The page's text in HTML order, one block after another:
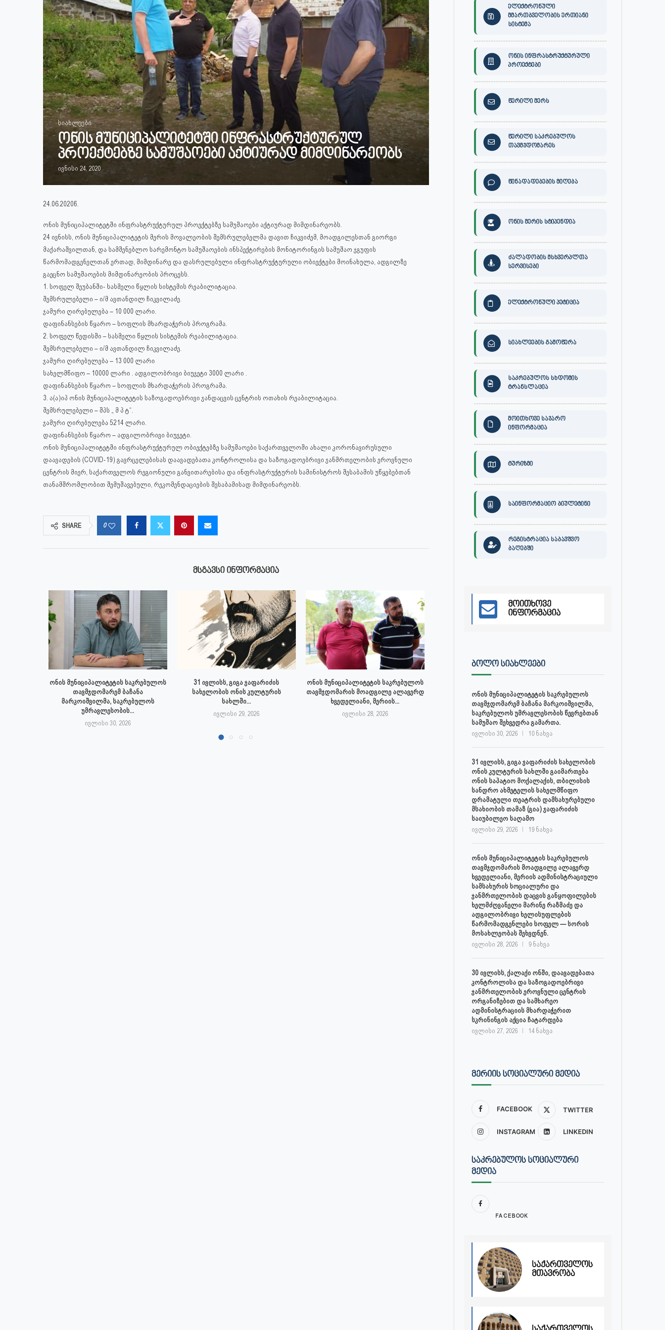
სიახლეები
ონის მუნიციპალიტეტში ინფრასტრუქტურულ
პროექტებზე სამუშაოები აქტიურად მიმდინარეობს
ივნისი 24, 2020
24.06.2020წ.
ონის მუნიციპალიტეტში ინფრასტრუქტურულ პროექტებზე სამუშაოები აქტიურად მიმდინარეობს.
24 ივნისს, ონის მუნიციპალიტეტის მერის მოვალეობის შემსრულებელმა დავით ჩიკვიძემ, მოადგილესთან გიორგი
მაქარაშვილთან, და სამშენებლო სარემონტო სამუშაოების ინსპექტირების მონიტორინგის სამუშაო ჯგუფის
წარმომადგენელთან ერთად, მიმდინარე და დასრულებული ინფრასტრუქტურული ობიექტები მოინახულა, ადგილზე
გაეცნო სამუშაოების მიმდინარეობის პროცესს.
1. სოფელ შეუბანში- სასმელი წყლის სისტემის რეაბილიტაცია.
შემსრულებელი – ი/მ ავთანდილ ჩიკვილაძე.
ჯამური ღირებულება – 10 000 ლარი.
დაფინანსების წყარო – სოფლის მხარდაჭერის პროგრამა.
2. სოფელ წედისში – სასმელი წყლის სისტემის რეაბილიტაცია.
შემსრულებელი – ი/მ ავთანდილ ჩიკვილაძე.
ჯამური ღირებულება – 13 000 ლარი
სახელმწიფო – 10000 ლარი . ადგილობრივი ბიუჯეტი 3000 ლარი .
დაფინანსების წყარო – სოფლის მხარდაჭერის პროგრამა.
3. ა(ა)იპ ონის მუნიციპალიტეტის საზოგადოებრივი ჯანდაცვის ცენტრის ოთახის რეაბილიტაცია.
შემსრულებელი – შპს „ მ პ ტ“.
ჯამური ღირებულება 5214 ლარი.
დაფინანსების წყარო – ადგილობრივი ბიუჯეტი.
ონის მუნიციპალიტეტში ინფრასტრუქტურულ ობიექტებზე სამუშაოები საქართველოში ახალი კორონავირუსული
დაავადების (COVID-19) გავრცელებისას დაავადებათა კონტროლისა და საზოგადოებრივი ჯანმრთელობის ეროვნული
ცენტრის მიერ, საქართველოს რეგიონული განვითარებისა და ინფრასტრუქტურის სამინისტროს შესაბამის უწყებებთან
თანამშრომლობით შემუშავებული, რეკომენდაციების შესაბამისად მიმდინარეობს.
SHARE 0
ᲛᲡᲒᲐᲕᲡᲘ ᲘᲜᲤᲝᲠᲛᲐᲪᲘᲐ
ონის მუნიციპალიტეტის საკრებულოს
თავმჯდომარემ ბაჩანა
მარკოიშვილმა, საკრებულოს
უმრავლესობის...
ივლისი 30, 2026
31 ივლისს, გიგა ჯაფარიძის
სახელობის ონის კულტურის
სახლში...
ივლისი 29, 2026
ონის მუნიციპალიტეტის საკრებულოს
თავმჯდომარის მოადგილე ალავერდ
ხვედელიანი, მერიის...
ივლისი 28, 2026
დაავადებათა კონტროლისა და
საზოგადოებრივი...
ივლისი 27, 2026
ლობჟანიძემ სამუშაო
ელექტრონული
მმართბველობის ერთიანი
სისტემა
ონის ინფრასტრუქტურული
პროექტები
წერილი მერს
წერილი საკრებულოს
თავმჯდომარეს
წინადადებების მიღება
ონის მერის სტიპენდია
ძალადობის მსხვერპლთა
სერვისები
ელექტრონული პეტიცია
სიახლეების გამოწერა
საკრებულოს სხდომის
ტრანსლაცია
მოითხოვე საჯარო
ინფორმაცია
ტურიზმი
საინფორმაციო ბიულეტინი
რეგისტრაცია საბავშვო
ბაღებში
მოითხოვე
ინფორმაცია
ᲑᲝᲚᲝ ᲡᲘᲐᲮᲚᲔᲔᲑᲘ
ონის მუნიციპალიტეტის საკრებულოს
თავმჯდომარემ ბაჩანა მარკოიშვილმა,
საკრებულოს უმრავლესობის წევრებთან
სამუშაო შეხვედრა გამართა.
ივლისი 30, 2026 10 ნახვა
31 ივლისს, გიგა ჯაფარიძის სახელობის
ონის კულტურის სახლში გაიმართება
ონის საპატიო მოქალაქის, თბილისის
სანდრო ახმეტელის სახელმწიფო
დრამატული თეატრის დამსახურებული
მსახიობის თამაზ (გია) ჯაფარიძის
საიუბილეო საღამო
ივლისი 29, 2026 19 ნახვა
ონის მუნიციპალიტეტის საკრებულოს
თავმჯდომარის მოადგილე ალავერდ
ხვედელიანი, მერიის ადმინისტრაციული
სამსახურის სოციალური და
ჯანმრთელობის დაცვის განყოფილების
ხელმძღვანელი მარინე რაზმაძე და
ადგილობრივი ხელისუფლების
წარმომადგენლები სოფელ — სორის
მოსახლეობას შეხვდნენ.
ივლისი 28, 2026 9 ნახვა
30 ივლისს, ქალაქი ონში, დაავადებათა
კონტროლისა და საზოგადოებრივი
ჯანმრთელობის ეროვნული ცენტრის
ორგანიზებით და სამხარეო
ადმინისტრაციის მხარდაჭერით
სკრინინგის აქცია ჩატარდება
ივლისი 27, 2026 14 ნახვა
ᲛᲔᲠᲘᲘᲡ ᲡᲝᲪᲘᲐᲚᲣᲠᲘ ᲛᲔᲓᲘᲐ
FACEBOOK TWITTER
INSTAGRAM LINKEDIN
ᲡᲐᲙᲠᲔᲑᲣᲚᲝᲡ ᲡᲝᲪᲘᲐᲚᲣᲠᲘ
ᲛᲔᲓᲘᲐ
FACEBOOK
საქართველოს
მთავრობა